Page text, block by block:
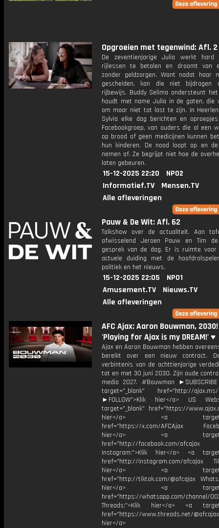
Opgroeien met tegenwind: Afl. 2
De zeventienjarige Julia werkt hard
rijlessen te betalen en droomt van
zonder geldzorgen. Want nadat haar
gescheiden, kan die niet bijdragen
rijbewijs. Buddy Selima ondersteunt
houdt met name Julia in de gaten, die
om maar niet tot last te zijn. In
Sylvia elke dag berichten en
Facebookgroep, van ouders die al een
op brood of geen medicijnen kunnen
hun kinderen. De nood loopt op en
nemen af. Ze begrijpt niet hoe de
laten gebeuren.
15-12-2025 22:20
NPO2
Informatief.TV
Mensen.TV
Alle afleveringen
Pauw & De Wit: Afl. 62
Talkshow over de actualiteit. Aan
afwisselend Jeroen Pauw en Tim
gesprek van de dag. Er is ruimte
actuele duiding met de
politiek en het nieuws.
15-12-2025 22:05
NPO1
Amusement.TV
Nieuws.TV
Alle afleveringen
AFC Ajax: Aaron Bouwman,
'Playing for Ajax is my DREAM!' ♥️
Ajax en Aaron Bouwman hebben
bereikt over een nieuw contract.
verbintenis van de achttienjarige
tot en met 30 juni 2030. Zijn oude
medio 2027. #Bouwman
target="_blank" href="http://ajax.ms/
►FOLLOW">Klik hier</a> US
target="_blank" href="https://
hier</a> <a
href="https://x.com/AFCAjax
hier</a> <a
href="http://facebook.com/afcajax
Instagram:">Klik hier</a> <a
href="http://instagram.com/afcajax
hier</a> <a
href="http://tiktok.com/@afcajax
hier</a> <a
href="https://whatsapp.com/channel/
Threads:">Klik hier</a> <a
href="https://www.threads.net/
hier</a>